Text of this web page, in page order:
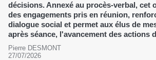
décisions. Annexé au procès-verbal, cet
des engagements pris en réunion,
dialogue social et permet aux élus de
après séance, l'avancement des actions
Pierre DESMONT
27/07/2026